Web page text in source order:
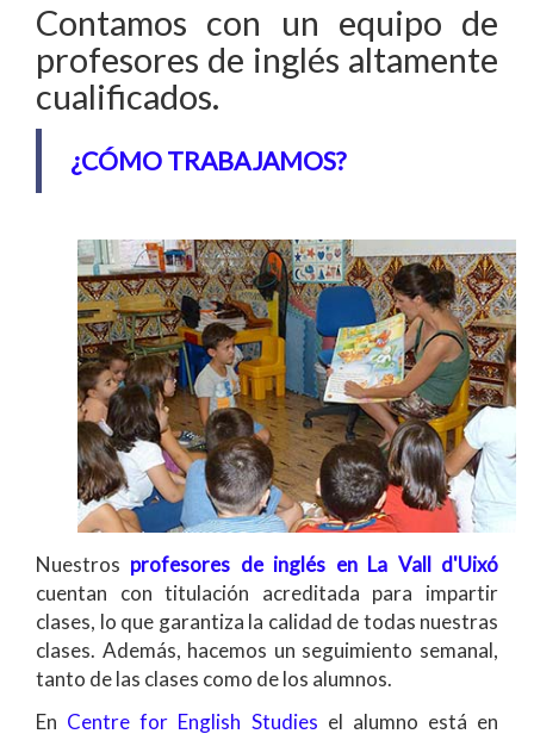
Contamos con un equipo de
profesores de inglés altamente
cualificados.
¿CÓMO TRABAJAMOS?
Nuestros profesores de inglés en La Vall d'Uixó
cuentan con titulación acreditada para impartir
clases, lo que garantiza la calidad de todas nuestras
clases. Además, hacemos un seguimiento semanal,
tanto de las clases como de los alumnos.
En Centre for English Studies el alumno está en